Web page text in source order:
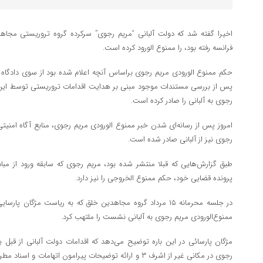
اخیرا گفته شد که دولت آلبانی “مریم رجوی” سرکرده گروه تروریستی
فرانسه رفته بود، را ممنوع الورود کرده است.
حکم ممنوع الورودی مریم رجوی براساس آنچه اعلام شده بود از سوی
پس از بررسی مستندات موجود مبنی بر هدایت اقدامات تروریستی توسط
رجوی به آلبانی را صادر کرده است.
امروز پس از رسانه‌ای شدن خبر ممنوع الورودی مریم رجوی، منابع آگاه
رجوی نیز از آلبانی صادر شده است.
طبق گزارش‌هایی که قبلا منتشر شده بود، مریم رجوی که سابقه ورود از
پرونده قضایی خود، حکم ممنوع الخروجی را نیز دارد.
در جلسه محرمانه ۱۵ مرداد گروه مجاهدین خلق که به ریاست
ممنوع‌الورودی مریم رجوی به آلبانی نشست را ملتهب کرد.
مژگان پارسائی در این باره توضیح می‌دهد که اقدامات دولت آلبانی از
رجوی در مکانی غیر از اشرف ۳ و ارائه توضیحات پیرامون